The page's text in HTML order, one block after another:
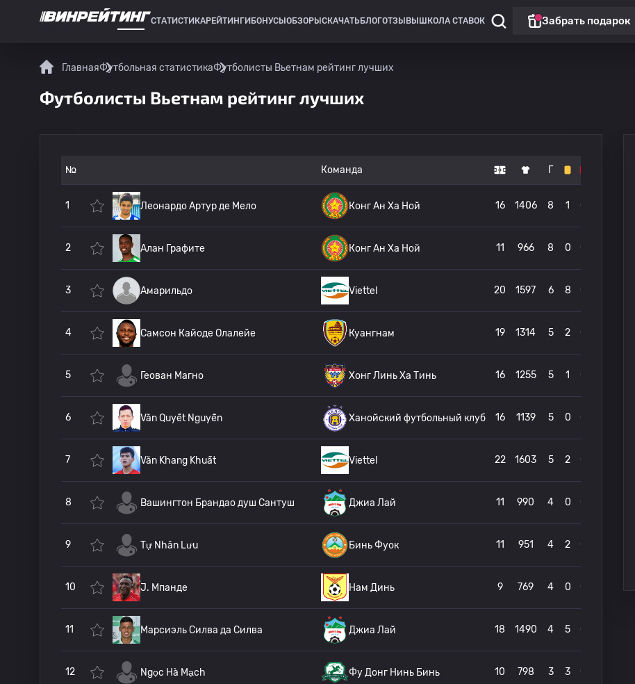
СТАТИСТИКАРЕЙТИНГИ БОНУСЫ ОБЗОРЫ СКАЧАТЬ БЛОГОТЗЫВЫ ШКОЛА СТАВОК Забрать подарок
ГлавнаяФутбольная статистикаФутболисты Вьетнам рейтинг лучших
Футболисты Вьетнам рейтинг лучших
№ Команда Г
1 Леонардо Артур де Мело Конг Ан Ха Ной 16 1406 8 1 0
2 Алан Графите Конг Ан Ха Ной 11 966 8 0 0
3 Амарильдо Viettel 20 1597 6 8 0
4 Самсон Кайоде Олалейе Куангнам 19 1314 5 2 0
5 Геован Магно Хонг Линь Ха Тинь 16 1255 5 1 0
6 Văn Quyết Nguyễn Ханойский футбольный клуб 16 1139 5 0 0
7 Văn Khang Khuất Viettel 22 1603 5 2 0
8 Вашингтон Брандао душ Сантуш Джиа Лай 11 990 4 0 0
9 Tự Nhân Lưu Бинь Фуок 11 951 4 2 0
10 J. Мпанде Нам Динь 9 769 4 0 0
11 Марсиэль Силва да Силва Джиа Лай 18 1490 4 5 0
12 Ngọc Hà Mạch Фу Донг Нинь Бинь 10 798 3 3 0